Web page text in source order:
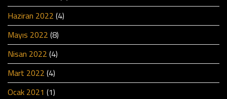
Haziran 2022 (4)
Mayıs 2022 (8)
Nisan 2022 (4)
Mart 2022 (4)
Ocak 2021 (1)